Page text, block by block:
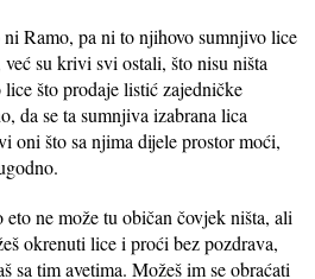
Ramo, pa ni to njihovo sumnjivo lice
su krivi svi ostali, što nisu ništa
što prodaje listić zajedničke
da se ta sumnjiva izabrana lica
oni što sa njima dijele prostor moći,
ne može tu običan čovjek ništa, ali
okrenuti lice i proći bez pozdrava,
sa tim avetima. Možeš im se obraćati